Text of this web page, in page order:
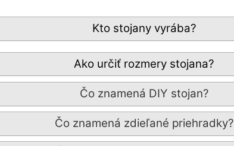
Kto stojany vyrába?
Ako určiť rozmery stojana?
Čo znamená DIY stojan?
Čo znamená zdieľané priehradky?